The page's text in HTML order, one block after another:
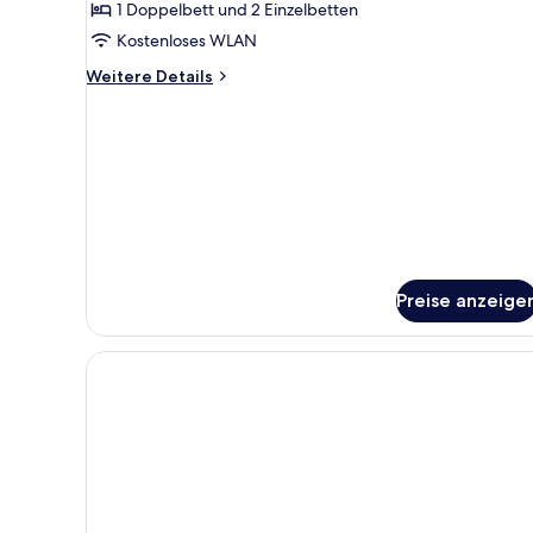
1 Doppelbett und 2 Einzelbetten
Kostenloses WLAN
Weitere Details
Weitere
Preise